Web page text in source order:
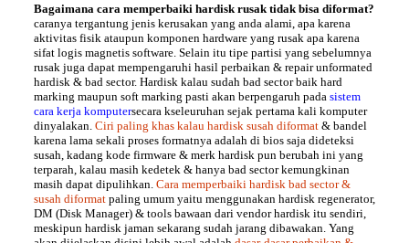
Bagaimana cara memperbaiki hardisk rusak tidak bisa diformat?
caranya tergantung jenis kerusakan yang anda alami, apa karena
aktivitas fisik ataupun komponen hardware yang rusak apa karena
sifat logis magnetis software. Selain itu tipe partisi yang sebelumnya
rusak juga dapat mempengaruhi hasil perbaikan & repair unformated
hardisk & bad sector. Hardisk kalau sudah bad sector baik hard
marking maupun soft marking pasti akan berpengaruh pada sistem
cara kerja komputersecara kseleuruhan sejak pertama kali komputer
dinyalakan. Ciri paling khas kalau hardisk susah diformat & bandel
karena lama sekali proses formatnya adalah di bios saja dideteksi
susah, kadang kode firmware & merk hardisk pun berubah ini yang
terparah, kalau masih kedetek & hanya bad sector kemungkinan
masih dapat dipulihkan. Cara memperbaiki hardisk bad sector &
susah diformat paling umum yaitu menggunakan hardisk regenerator,
DM (Disk Manager) & tools bawaan dari vendor hardisk itu sendiri,
meskipun hardisk jaman sekarang sudah jarang dibawakan. Yang